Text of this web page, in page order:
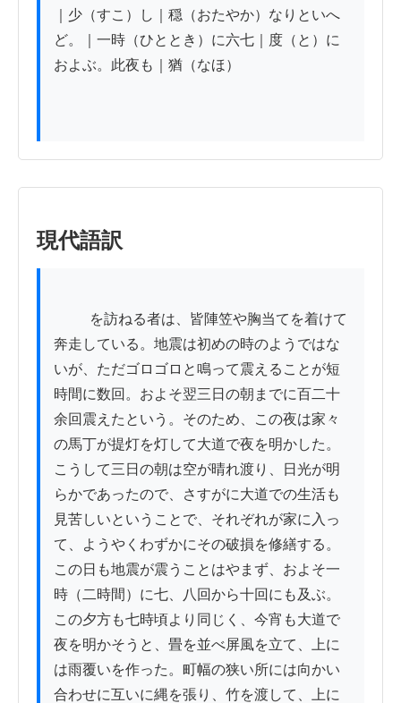
｜少（すこ）し｜穏（おたやか）なりといへ
ど。｜一時（ひととき）に六七｜度（と）に
およぶ。此夜も｜猶（なほ）
現代語訳
奔走している。地震は初めの時のようではな
いが、ただゴロゴロと鳴って震えることが短
時間に数回。およそ翌三日の朝までに百二十
余回震えたという。そのため、この夜は家々
の馬丁が提灯を灯して大道で夜を明かした。
こうして三日の朝は空が晴れ渡り、日光が明
らかであったので、さすがに大道での生活も
見苦しいということで、それぞれが家に入っ
て、ようやくわずかにその破損を修繕する。
この日も地震が震うことはやまず、およそ一
時（二時間）に七、八回から十回にも及ぶ。
この夕方も七時頃より同じく、今宵も大道で
夜を明かそうと、畳を並べ屏風を立て、上に
は雨覆いを作った。町幅の狭い所には向かい
合わせに互いに縄を張り、竹を渡して、上に